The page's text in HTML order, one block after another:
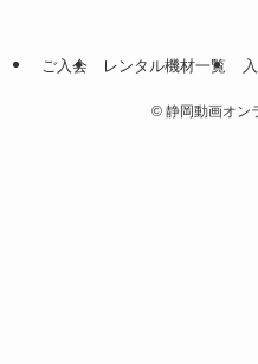
ご入会 レンタル機材一覧
© 静岡動画オン